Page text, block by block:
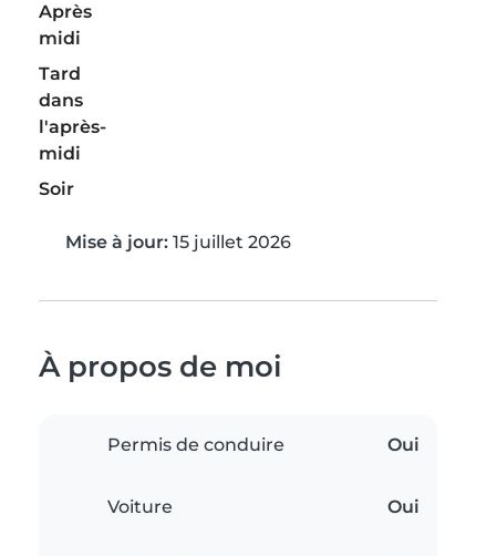
Après
midi
Tard
dans
l'après-
midi
Soir
Mise à jour: 15 juillet 2026
À propos de moi
Permis de conduire Oui
Voiture Oui